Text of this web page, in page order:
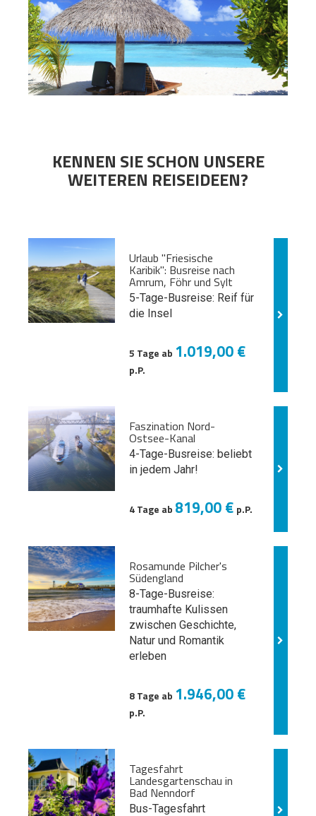
KENNEN SIE SCHON UNSERE
WEITEREN REISEIDEEN?
Urlaub "Friesische
Karibik": Busreise nach
Amrum, Föhr und Sylt
5-Tage-Busreise: Reif für
die Insel
5 Tage ab 1.019,00 €
p.P.
Faszination Nord-
Ostsee-Kanal
4-Tage-Busreise: beliebt
in jedem Jahr!
4 Tage ab 819,00 € p.P.
Rosamunde Pilcher's
Südengland
8-Tage-Busreise:
traumhafte Kulissen
zwischen Geschichte,
Natur und Romantik
erleben
8 Tage ab 1.946,00 €
p.P.
Tagesfahrt
Landesgartenschau in
Bad Nenndorf
Bus-Tagesfahrt